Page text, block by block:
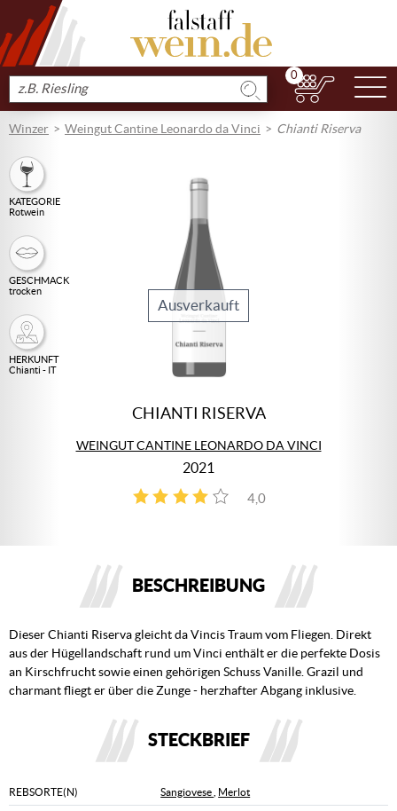
Produkt
suchen
0
Winzer Weingut Cantine Leonardo da Vinci Chianti Riserva
KATEGORIE
Rotwein
GESCHMACK
trocken
HERKUNFT
Chianti - IT
Ausverkauft
CHIANTI RISERVA
WEINGUT CANTINE LEONARDO DA VINCI
2021
4,0
1
BESCHREIBUNG
Dieser Chianti Riserva gleicht da Vincis Traum vom Fliegen. Direkt
aus der Hügellandschaft rund um Vinci enthält er die perfekte Dosis
an Kirschfrucht sowie einen gehörigen Schuss Vanille. Grazil und
charmant fliegt er über die Zunge - herzhafter Abgang inklusive.
STECKBRIEF
REBSORTE(N) Sangiovese Merlot